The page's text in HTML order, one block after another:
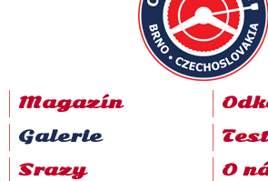
Magazín
Galerie
Srazy
O